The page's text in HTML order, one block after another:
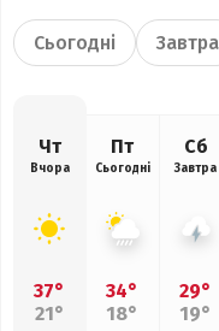
Сьогодні Завтра
Чт
Вчора
37°
21°
Пт
Сьогодні
34°
18°
Сб
Завтра
29°
19°